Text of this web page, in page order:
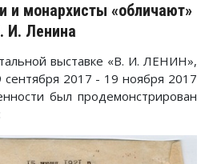
и монархисты «обличают»
И. Ленина
выставке «В. И. ЛЕНИН»,
сентября 2017 - 19 ноября 2017
был продемонстрирован